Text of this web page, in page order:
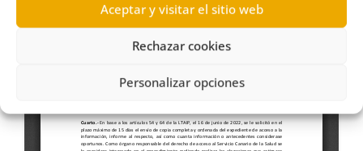
Aceptar y visitar el sitio web
Rechazar cookies
Personalizar opciones